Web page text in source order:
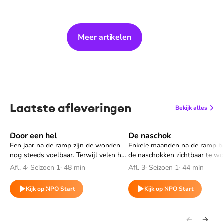
Meer artikelen
Laatste afleveringen Bekijk alles
Door een hel
Een jaar na de ramp zijn de wonden
nog steeds voelbaar. Terwijl velen het
leven proberen op te pakken, lukt dat
beseffen dat de strijd nog lang niet
gestreden is.
Afl. 4· Seizoen 1· 48 min
Kijk op NPO Start
Speel "Door een hel" af De naschok
Enkele maanden na de ramp
de naschokken zichtbaar te
Ondertussen groeit de druk
Afl. 3· Seizoen 1· 44 min
Kijk op NPO Start
Speel "De naschok" af